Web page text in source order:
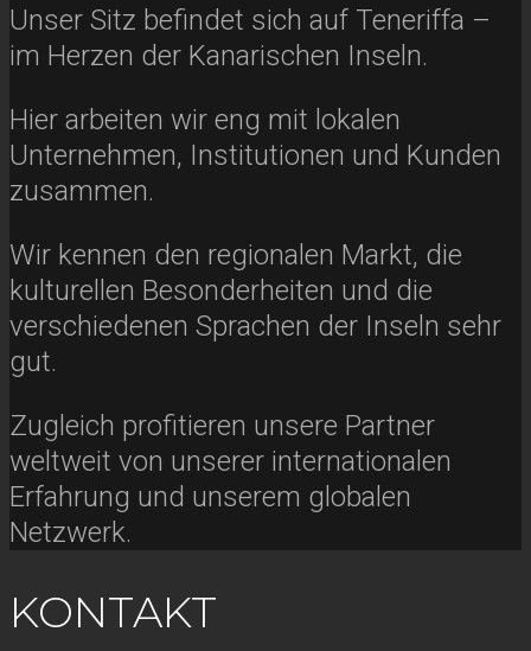
Unser Sitz befindet sich auf Teneriffa –
im Herzen der Kanarischen Inseln.
Hier arbeiten wir eng mit lokalen
Unternehmen, Institutionen und Kunden
zusammen.
Wir kennen den regionalen Markt, die
kulturellen Besonderheiten und die
verschiedenen Sprachen der Inseln sehr
gut.
Zugleich profitieren unsere Partner
weltweit von unserer internationalen
Erfahrung und unserem globalen
Netzwerk.
KONTAKT